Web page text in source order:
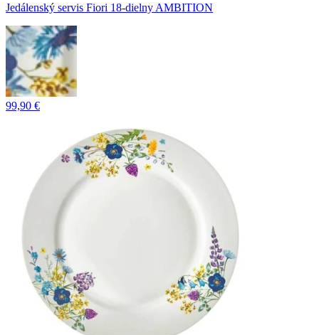
Jedálenský servis Fiori 18-dielny AMBITION
99,90 €